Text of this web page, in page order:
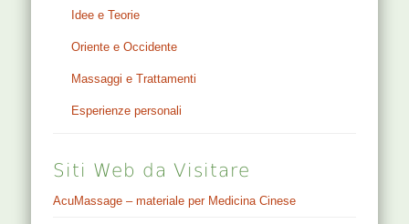
Idee e Teorie
Oriente e Occidente
Massaggi e Trattamenti
Esperienze personali
Siti Web da Visitare
AcuMassage – materiale per Medicina Cinese